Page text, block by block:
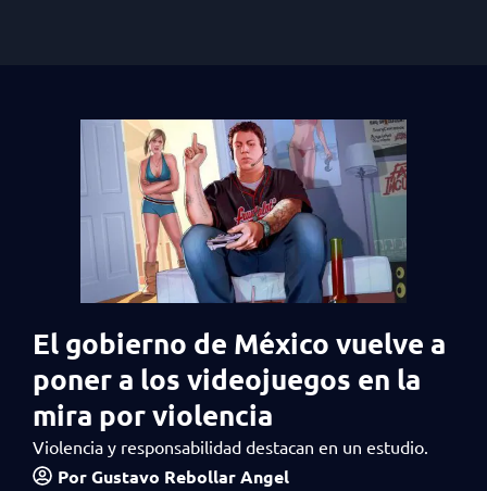
El gobierno de México vuelve a
poner a los videojuegos en la
mira por violencia
Violencia y responsabilidad destacan en un estudio.
PorGustavo Rebollar Angel